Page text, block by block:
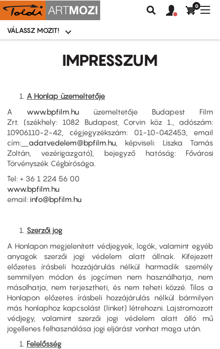
Moziválasztó
menü
VÁLASSZ MOZIT!
Keresés
Felhasználói
fiók
0
IMPRESSZUM
A Honlap üzemeltetője
A www.bpfilm.huüzemeltetője Budapest Film
Zrt.
(székhely: 1082 Budapest, Corvin köz 1., adószám:
10906110-2-42, cégjegyzékszám: 01-10-042453, email
cím:
adatvedelem@bpfilm.hu , képviseli: Liszka Tamás
Zoltán, vezérigazgató), bejegyző hatóság: Fővárosi
Törvényszék Cégbírósága.
Tel: + 36 1 224 56 00
www.bpfilm.hu
email: info@bpfilm.hu
Szerzői jog
A Honlapon megjelenített védjegyek, logók, valamint egyéb
anyagok szerzői jogi védelem alatt állnak. Kifejezett
előzetes írásbeli hozzájárulás nélkül harmadik személy
semmilyen módon és jogcímen nem használhatja, nem
másolhatja, nem terjesztheti, és nem teheti közzé. Tilos a
Honlapon előzetes írásbeli hozzájárulás nélkül bármilyen
más honlaphoz kapcsolást (linket) létrehozni. Lajstromozott
védjegy, valamint szerzői jogi védelem alatt álló mű
jogellenes felhasználása jogi eljárást vonhat maga után.
Felelősség